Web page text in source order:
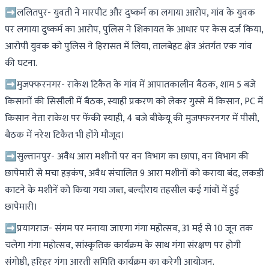
➡ललितपुर- युवती ने मारपीट और दुष्कर्म का लगाया आरोप, गांव के युवक
पर लगाया दुष्कर्म का आरोप, पुलिस ने शिकायत के आधार पर केस दर्ज किया,
आरोपी युवक को पुलिस ने हिरासत में लिया, तालबेहट क्षेत्र अंतर्गत एक गांव
की घटना.
➡मुजफ्फरनगर- राकेश टिकैत के गांव में आपातकालीन बैठक, शाम 5 बजे
किसानों की सिसौली में बैठक, स्याही प्रकरण को लेकर गुस्से में किसान, PC में
किसान नेता राकेश पर फेंकी स्याही, 4 बजे बीकेयू की मुजफ्फरनगर में पीसी,
बैठक में नरेश टिकैत भी होंगे मौजूद।
➡सुल्तानपुर- अवैध आरा मशीनों पर वन विभाग का छापा, वन विभाग की
छापेमारी से मचा हड़कंप, अवैध संचालित 9 आरा मशीनों को कराया बंद, लकड़ी
काटने के मशीनें को किया गया जब्त, बल्दीराय तहसील कई गांवों में हुई
छापेमारी।
➡प्रयागराज- संगम पर मनाया जाएगा गंगा महोत्सव, 31 मई से 10 जून तक
चलेगा गंगा महोत्सव, सांस्कृतिक कार्यक्रम के साथ गंगा संरक्षण पर होगी
संगोष्ठी, हरिहर गंगा आरती समिति कार्यक्रम का करेगी आयोजन.